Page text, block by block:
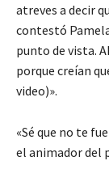
atreves a decir
contestó
punto de vista.
porque creían
video)».
«Sé que no te
el animador del